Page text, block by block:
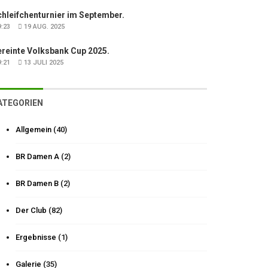
im September.
19 AUG. 2025
Volksbank Cup 2025.
13 JULI 2025
Allgemein (40)
BR Damen A (2)
BR Damen B (2)
Der Club (82)
Ergebnisse (1)
Galerie (35)